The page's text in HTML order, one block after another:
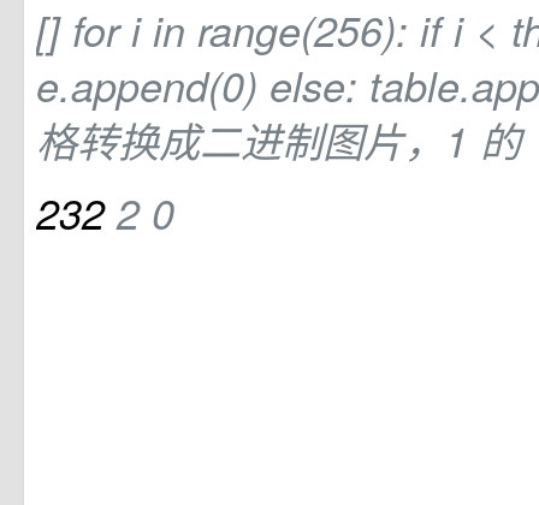
[] for i in range(256): if i <
e.append(0) else:
格转换成二进制图片，1 的
2322 0